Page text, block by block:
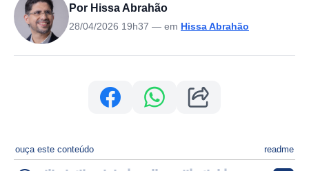
Por Hissa Abrahão
28/04/2026 19h37 — em Hissa Abrahão
ouça este conteúdo readme